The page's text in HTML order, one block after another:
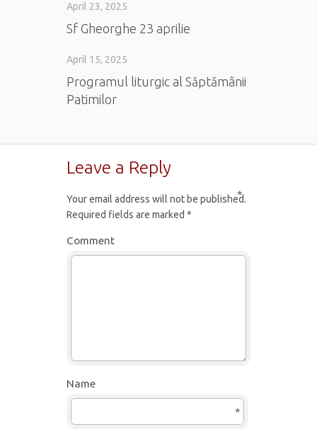
April 23, 2025
Sf Gheorghe 23 aprilie
April 15, 2025
Programul liturgic al Săptămânii
Patimilor
Leave a Reply
Your email address will not be published.
Required fields are marked *
Comment
*
Name
*